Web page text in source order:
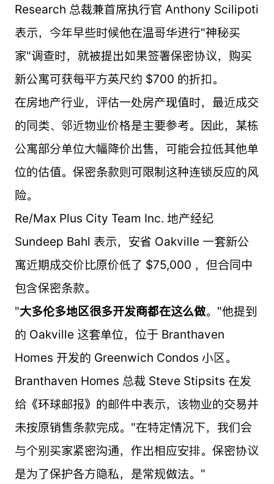
Research 总裁兼首席执行官 Anthony Scilipoti
表示，今年早些时候他在温哥华进行"神秘买
家"调查时，就被提出如果签署保密协议，购买
新公寓可获每平方英尺约 $700 的折扣。
在房地产行业，评估一处房产现值时，最近成交
的同类、邻近物业价格是主要参考。因此，某栋
公寓部分单位大幅降价出售，可能会拉低其他单
位的估值。保密条款则可限制这种连锁反应的风
险。
Re/Max Plus City Team Inc. 地产经纪
Sundeep Bahl 表示，安省 Oakville 一套新公
寓近期成交价比原价低了 $75,000 ，但合同中
包含保密条款。
"大多伦多地区很多开发商都在这么做。"他提到
的 Oakville 这套单位，位于 Branthaven
Homes 开发的 Greenwich Condos 小区。
Branthaven Homes 总裁 Steve Stipsits 在发
给《环球邮报》的邮件中表示，该物业的交易并
未按原销售条款完成。"在特定情况下，我们会
与个别买家紧密沟通，作出相应安排。保密协议
是为了保护各方隐私，是常规做法。"